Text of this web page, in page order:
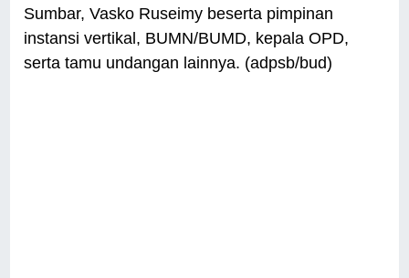
Sumbar, Vasko Ruseimy beserta pimpinan
instansi vertikal, BUMN/BUMD, kepala OPD,
serta tamu undangan lainnya. (adpsb/bud)